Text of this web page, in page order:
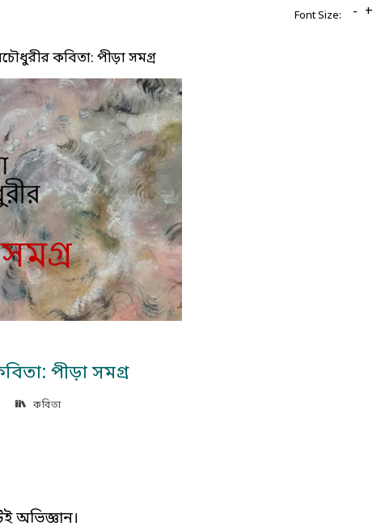
কবিতা: পীড়া সমগ্র
পীড়া সমগ্র
কবিতা
অভিজ্ঞান।
Font Size: - +